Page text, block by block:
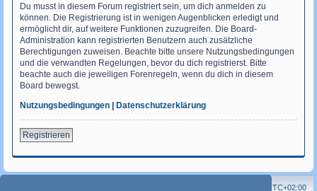
Du musst in diesem Forum registriert sein, um dich anmelden zu
können. Die Registrierung ist in wenigen Augenblicken erledigt und
ermöglicht dir, auf weitere Funktionen zuzugreifen. Die Board-
Administration kann registrierten Benutzern auch zusätzliche
Berechtigungen zuweisen. Beachte bitte unsere Nutzungsbedingungen
und die verwandten Regelungen, bevor du dich registrierst. Bitte
beachte auch die jeweiligen Forenregeln, wenn du dich in diesem
Board bewegst.
Nutzungsbedingungen | Datenschutzerklärung
Registrieren
UTC+02:00